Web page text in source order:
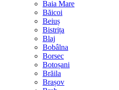
Baia Mare
Băicoi
Beiuș
Bistrița
Blaj
Bobâlna
Borsec
Botoșani
Brăila
Brașov